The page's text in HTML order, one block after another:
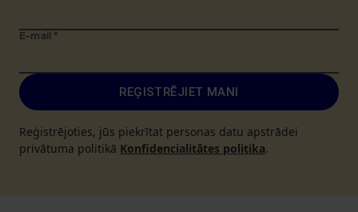
E-mail *
REĢISTRĒJIET MANI
Reģistrējoties, jūs piekrītat personas datu apstrādei
privātuma politikā Konfidencialitātes politika.